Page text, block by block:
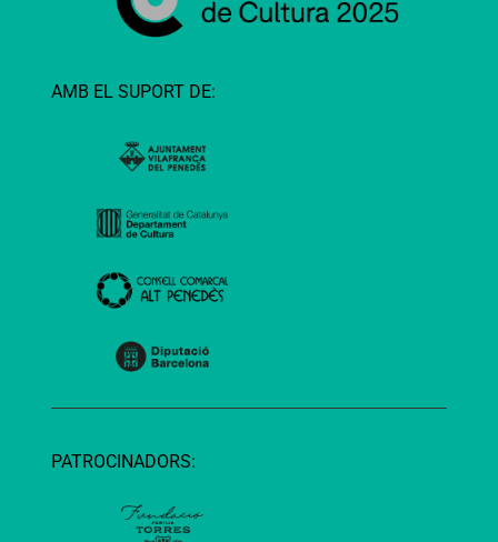
AMB EL SUPORT DE:
PATROCINADORS: